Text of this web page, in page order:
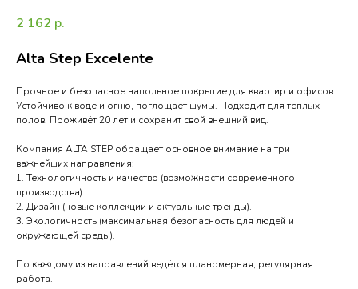
2 162 р.
Alta Step Excelente
Прочное и безопасное напольное покрытие для квартир и офисов.
Устойчиво к воде и огню, поглощает шумы. Подходит для тёплых
полов. Проживёт 20 лет и сохранит свой внешний вид.
Компания ALTA STEP обращает основное внимание на три
важнейших направления:
1. Технологичность и качество (возможности современного
производства).
2. Дизайн (новые коллекции и актуальные тренды).
3. Экологичность (максимальная безопасность для людей и
окружающей среды).
По каждому из направлений ведётся планомерная, регулярная
работа.